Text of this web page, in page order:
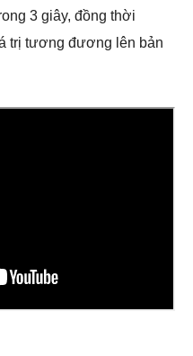
3 giây, đồng thời
trị tương đương lên bản